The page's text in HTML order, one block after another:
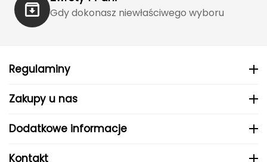
K
K2
Kari Traa
Gdy dokonasz niewłaściwego wyboru
Regulaminy
Zakupy u nas
Dodatkowe informacje
Kontakt